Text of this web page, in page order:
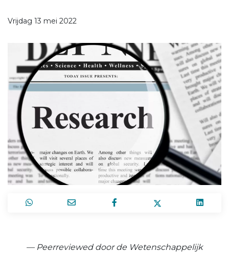
Vrijdag 13 mei 2022
— Peerreviewed door de Wetenschappelijk